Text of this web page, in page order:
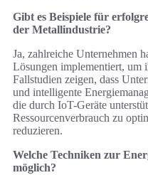
Gibt es Beispiele für
der Metallindustrie?
Ja, zahlreiche Unternehmen
Lösungen implementiert, um
Fallstudien zeigen, dass
und intelligente
die durch IoT-Geräte
Ressourcenverbrauch zu
reduzieren.
Welche Techniken zur
möglich?